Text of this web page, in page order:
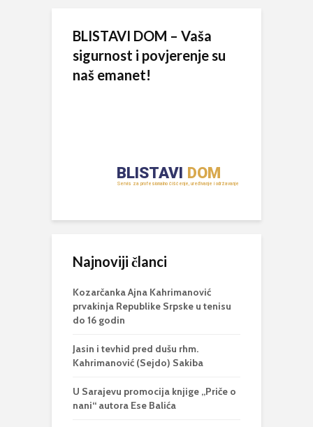
BLISTAVI DOM – Vaša
sigurnost i povjerenje su
naš emanet!
Najnoviji članci
Kozarčanka Ajna Kahrimanović
prvakinja Republike Srpske u tenisu
do 16 godin
Jasin i tevhid pred dušu rhm.
Kahrimanović (Sejdo) Sakiba
U Sarajevu promocija knjige „Priče o
nani“ autora Ese Balića